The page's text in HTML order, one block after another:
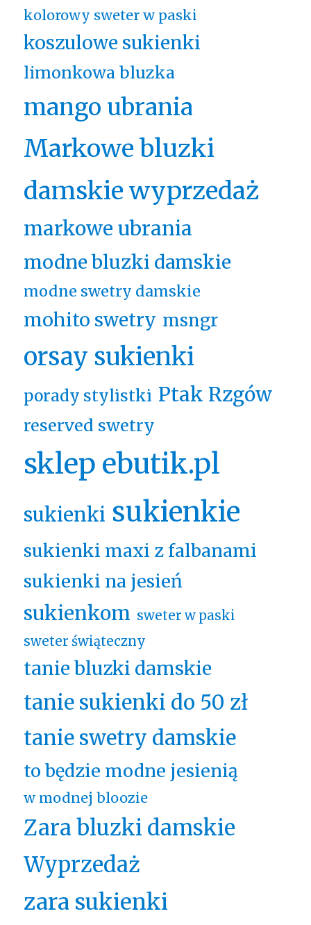
kolorowy sweter w paski
koszulowe sukienki
limonkowa bluzka
mango ubrania
Markowe bluzki
damskie wyprzedaż
markowe ubrania
modne bluzki damskie
modne swetry damskie
mohito swetry msngr
orsay sukienki
porady stylistki Ptak Rzgów
reserved swetry
sklep ebutik.pl
sukienki sukienkie
sukienki maxi z falbanami
sukienki na jesień
sukienkom sweter w paski
sweter świąteczny
tanie bluzki damskie
tanie sukienki do 50 zł
tanie swetry damskie
to będzie modne jesienią
w modnej bloozie
Zara bluzki damskie
Wyprzedaż
zara sukienki